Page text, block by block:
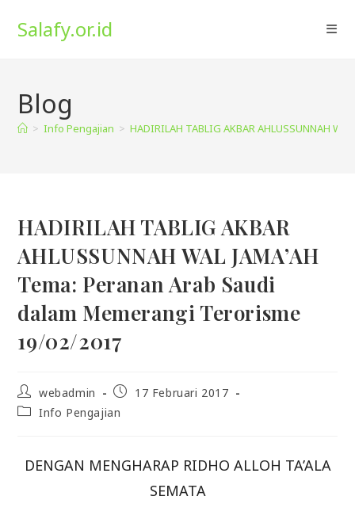
Salafy.or.id
Blog
> Info Pengajian > HADIRILAH TABLIG AKBAR AHLUSSUNNAH
HADIRILAH TABLIG AKBAR
AHLUSSUNNAH WAL JAMA’AH
Tema: Peranan Arab Saudi
dalam Memerangi Terorisme
19/02/2017
Post
author:
webadmin
Post17 Februari 2017
PostInfo Pengajian
DENGAN MENGHARAP RIDHO ALLOH TA’ALA
SEMATA